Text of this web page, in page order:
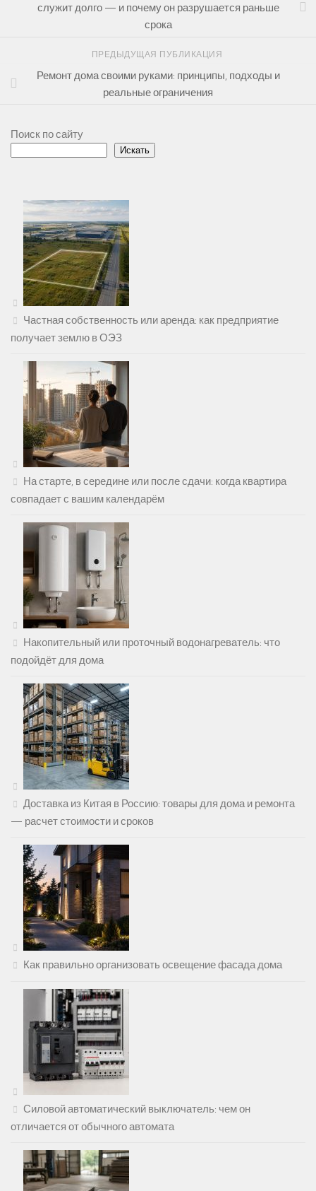
служит долго — и почему он разрушается раньше
срока
ПРЕДЫДУЩАЯ ПУБЛИКАЦИЯ
Ремонт дома своими руками: принципы, подходы и
реальные ограничения
Поиск по сайту
Искать
Частная собственность или аренда: как предприятие
получает землю в ОЭЗ
На старте, в середине или после сдачи: когда квартира
совпадает с вашим календарём
Накопительный или проточный водонагреватель: что
подойдёт для дома
Доставка из Китая в Россию: товары для дома и ремонта
— расчет стоимости и сроков
Как правильно организовать освещение фасада дома
Силовой автоматический выключатель: чем он
отличается от обычного автомата